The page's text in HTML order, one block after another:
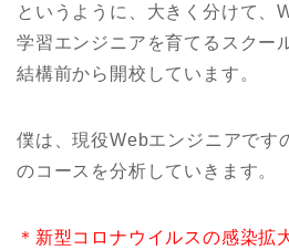
というように、大きく分けて、
学習エンジニアを育てるスクー
結構前から開校しています。
僕は、現役Webエンジニアです
のコースを分析していきます。
＊新型コロナウイルスの感染拡